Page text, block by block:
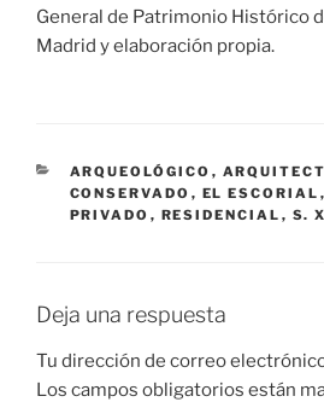
General de Patrimonio Histórico
Madrid y elaboración propia.
CATEGORÍAS
ARQUEOLÓGICO ,
CONSERVADO , EL ESCORIAL ,
PRIVADO , RESIDENCIAL , S.
Deja una respuesta
Tu dirección de correo
Los campos obligatorios están